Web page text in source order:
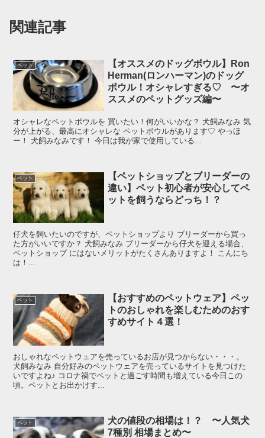
関連記事
ペット
【オススメのドッグボウル】Ron
Herman(ロンハーマン)のドッグ
ボウル！オシャレすぎる♡ 〜オ
ススメのペットグッズ編〜
オシャレなペットボウルを 買いたい！何がいいかな？ 犬飼みなみ 気
分が上がる、最高にオシャレな ペットボウルがあります♡ やっほ
ー！ 犬飼みなみです！ 今日は我が家で使用している...
ペット
【ペットショップとブリーダーの
違い】ペット初心者が安心してペ
ットを飼うならどっち！？
仔犬を飼いたいのですが、ペットショップより ブリーダーから買っ
た方がいいですか？ 犬飼みなみ ブリーダーから仔犬を迎える場合、
ペットショップ にはないメリットがたくさんありますよ！ こんにち
は！...
ペット
【おすすめのペットウェア】ペッ
トのおしゃれを楽しむためのおす
すめサイト４選！
おしゃれなペットウェアを売っているお店が見つからない・・・。
犬飼みなみ 自分好みのペットウェアを売っているサイトを見つけた
いですよね♪ コロナ禍でペットと過ごす時間も増えている今日この
頃。ペットとお出かけす...
ペット
犬の値段の相場は！？ 〜人気犬
7種別 相場まとめ〜